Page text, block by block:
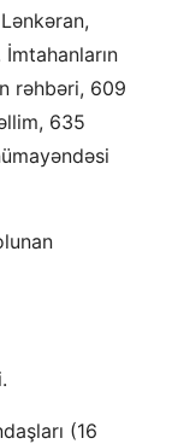
rəhbəri, 609
635
(16